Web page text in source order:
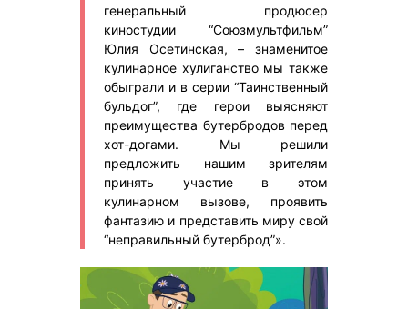
генеральный продюсер
киностудии “Союзмультфильм”
Юлия Осетинская, – знаменитое
кулинарное хулиганство мы также
обыграли и в серии “Таинственный
бульдог”, где герои выясняют
преимущества бутербродов перед
хот-догами. Мы решили
предложить нашим зрителям
принять участие в этом
кулинарном вызове, проявить
фантазию и представить миру свой
“неправильный бутерброд”».